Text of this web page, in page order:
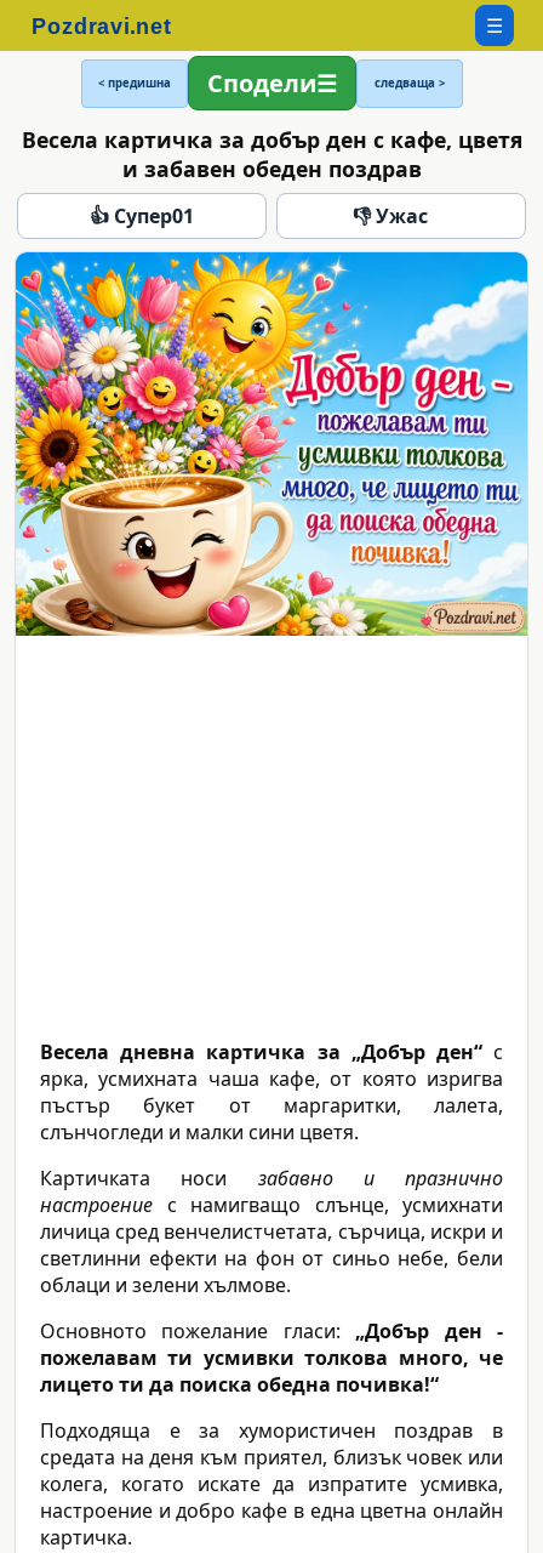
☰
< предишна Сподели следваща >
Весела картичка за добър ден с кафе, цветя
и забавен обеден поздрав
👍 Супер01 👎 Ужас
Весела дневна картичка за „Добър ден“с
ярка, усмихната чаша кафе, от която изригва
пъстър букет от маргаритки, лалета,
слънчогледи и малки сини цветя.
Картичката носи забавно и празнично
настроение с намигващо слънце, усмихнати
личица сред венчелистчетата, сърчица, искри и
светлинни ефекти на фон от синьо небе, бели
облаци и зелени хълмове.
Основното пожелание гласи: „Добър ден -
пожелавам ти усмивки толкова много, че
лицето ти да поиска обедна почивка!“
Подходяща е за хумористичен поздрав в
средата на деня към приятел, близък човек или
колега, когато искате да изпратите усмивка,
настроение и добро кафе в една цветна онлайн
картичка.